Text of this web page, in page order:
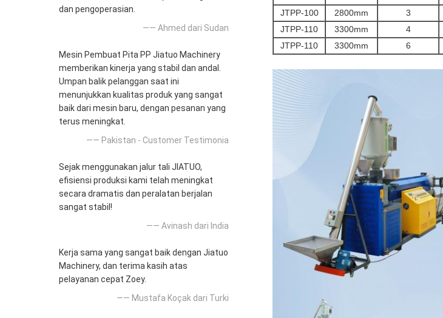
dan pengoperasian.
—— Ahmed dari Sudan
Mesin Pembuat Pita PP Jiatuo Machinery
memberikan kinerja yang stabil dan andal.
Umpan balik pelanggan saat ini
menunjukkan kualitas produk yang sangat
baik dari mesin baru, dengan pesanan yang
terus meningkat.
—— Pakistan - Customer Testimonia
Sejak menggunakan jalur tali JIATUO,
efisiensi produksi kami telah meningkat
secara dramatis dan peralatan berjalan
sangat stabil!
—— Avinash dari India
Kerja sama yang sangat baik dengan Jiatuo
Machinery, dan terima kasih atas
pelayanan cepat Zoey.
—— Mustafa Koçak dari Turki
JTPP-100
2800mm 3
JTPP-110
3300mm 4
JTPP-110
3300mm 6